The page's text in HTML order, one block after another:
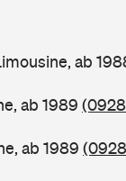
ab
ab 1989
ab 1989